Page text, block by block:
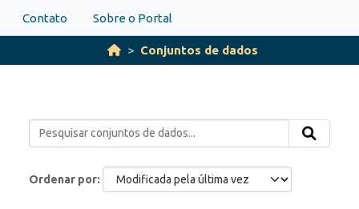
Contato Sobre o Portal
Conjuntos de dados
Ordenar por